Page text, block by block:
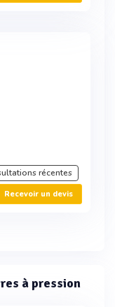
récentes
Recevoir un devis
à pression